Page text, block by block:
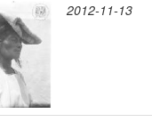
2012-11-13